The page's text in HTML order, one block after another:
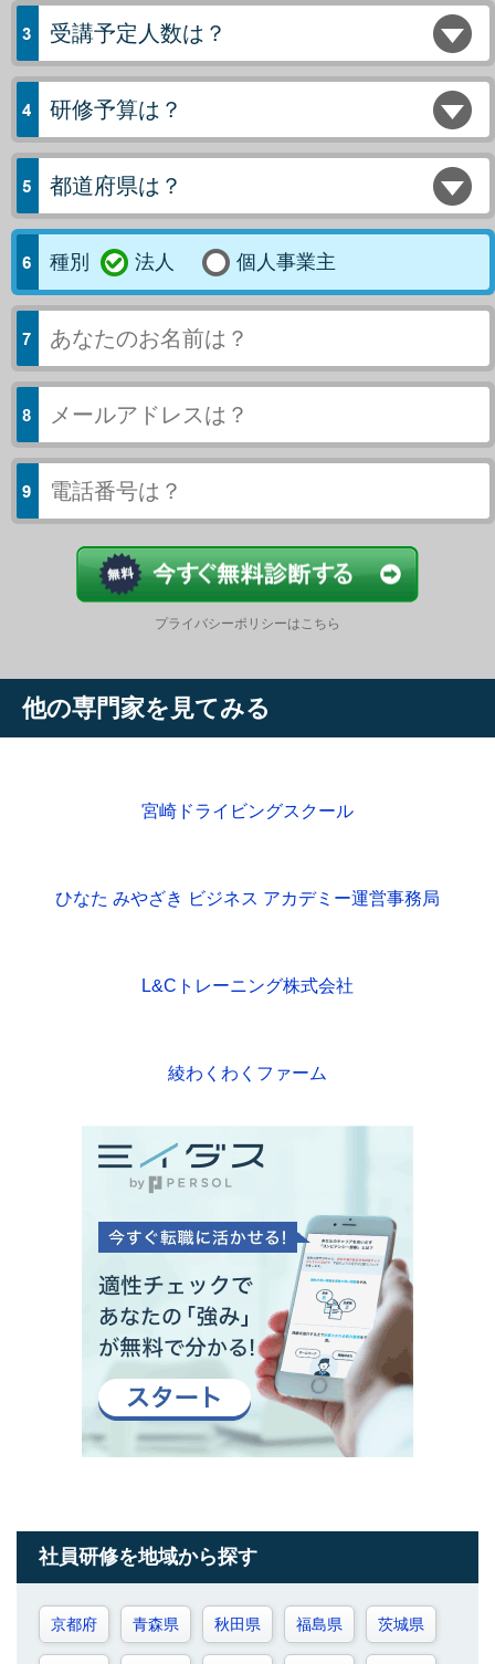
受講予定人数は？
研修予算は？
都道府県は？
種別 法人 個人事業主
プライバシーポリシーはこちら
他の専門家を見てみる
宮崎ドライビングスクール
ひなた みやざき ビジネス アカデミー運営事務局
L&Cトレーニング株式会社
綾わくわくファーム
社員研修を地域から探す
京都府 青森県 秋田県 福島県 茨城県